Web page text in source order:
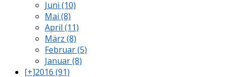
Juni (10)
Mai (8)
April (11)
März (8)
Februar (5)
Januar (8)
[+]2016 (91)